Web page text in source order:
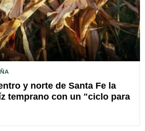
y norte de Santa Fe la
temprano con un "ciclo para